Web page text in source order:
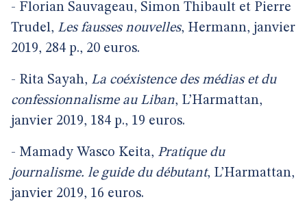
- Florian Sauvageau, Simon Thibault et Pierre
Trudel, Les fausses nouvelles, Hermann, janvier
2019, 284 p., 20 euros.
- Rita Sayah, La coéxistence des médias et du
confessionnalisme au Liban, L’Harmattan,
janvier 2019, 184 p., 19 euros.
- Mamady Wasco Keita, Pratique du
journalisme. le guide du débutant, L’Harmattan,
janvier 2019, 16 euros.